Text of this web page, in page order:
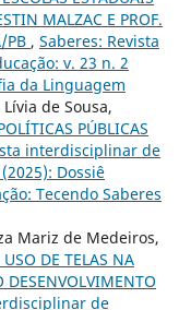
MALZAC E PROF.
PB , Saberes: Revista
v. 23 n. 2
da Linguagem
de Sousa,
PÚBLICAS
interdisciplinar de
Dossiê
Tecendo Saberes
Mariz de Medeiros,
DE TELAS NA
DESENVOLVIMENTO
de